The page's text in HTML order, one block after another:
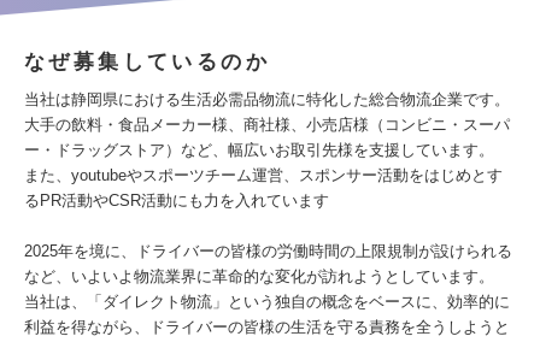
なぜ募集しているのか
当社は静岡県における生活必需品物流に特化した総合物流企業です。
大手の飲料・食品メーカー様、商社様、小売店様（コンビニ・スーパ
ー・ドラッグストア）など、幅広いお取引先様を支援しています。
また、youtubeやスポーツチーム運営、スポンサー活動をはじめとす
るPR活動やCSR活動にも力を入れています
2025年を境に、ドライバーの皆様の労働時間の上限規制が設けられる
など、いよいよ物流業界に革命的な変化が訪れようとしています。
当社は、「ダイレクト物流」という独自の概念をベースに、効率的に
利益を得ながら、ドライバーの皆様の生活を守る責務を全うしようと